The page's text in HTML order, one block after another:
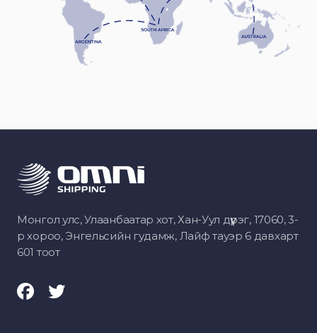
Монгол улс, Улаанбаатар хот, Хан-Уул дүүрэг, 17060, 3-
р хороо, Энгельсийн гудамж, Лайф тауэр 6 давхарт
601 тоот